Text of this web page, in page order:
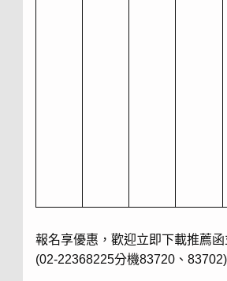
報名享優惠，歡迎立即下載推薦
(02-22368225分機83720、83702)